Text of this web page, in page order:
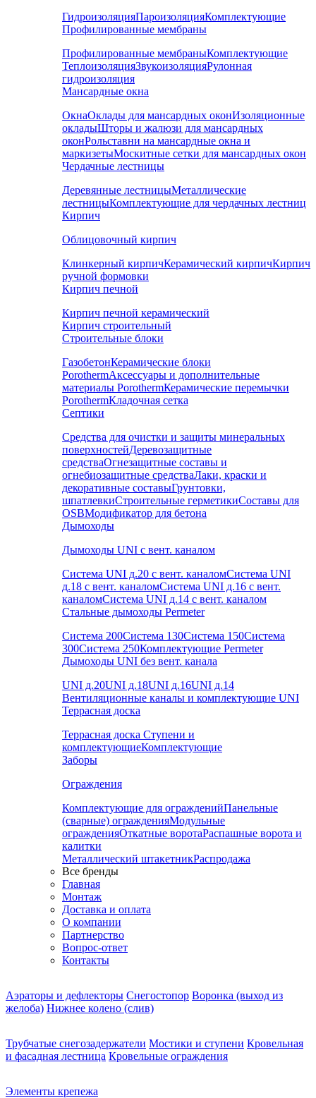
ГидроизоляцияПароизоляцияКомплектующие
Профилированные мембраны
Профилированные мембраныКомплектующие
ТеплоизоляцияЗвукоизоляцияРулонная
гидроизоляция
Мансардные окна
ОкнаОклады для мансардных оконИзоляционные
окладыШторы и жалюзи для мансардных
оконРольставни на мансардные окна и
маркизетыМоскитные сетки для мансардных окон
Чердачные лестницы
Деревянные лестницыМеталлические
лестницыКомплектующие для чердачных лестниц
Кирпич
Облицовочный кирпич
Клинкерный кирпичКерамический кирпичКирпич
ручной формовки
Кирпич печной
Кирпич печной керамический
Кирпич строительный
Строительные блоки
ГазобетонКерамические блоки
PorothermАксессуары и дополнительные
материалы PorothermКерамические перемычки
PorothermКладочная сетка
Септики
Средства для очистки и защиты минеральных
поверхностейДеревозащитные
средстваОгнезащитные составы и
огнебиозащитные средстваЛаки, краски и
декоративные составыГрунтовки,
шпатлевкиСтроительные герметикиСоставы для
OSBМодификатор для бетона
Дымоходы
Дымоходы UNI с вент. каналом
Система UNI д.20 с вент. каналомСистема UNI
д.18 с вент. каналомСистема UNI д.16 с вент.
каналомСистема UNI д.14 с вент. каналом
Стальные дымоходы Permeter
Система 200Система 130Система 150Система
300Система 250Комплектующие Permeter
Дымоходы UNI без вент. канала
UNI д.20UNI д.18UNI д.16UNI д.14
Вентиляционные каналы и комплектующие UNI
Террасная доска
Террасная доска Ступени и
комплектующиеКомплектующие
Заборы
Ограждения
Комплектующие для огражденийПанельные
(сварные) огражденияМодульные
огражденияОткатные воротаРаспашные ворота и
калитки
Металлический штакетникРаспродажа
Все бренды
Главная
Монтаж
Доставка и оплата
О компании
Партнерство
Вопрос-ответ
Контакты
Аэраторы и дефлекторы Снегостопор Воронка (выход из
желоба) Нижнее колено (слив)
Трубчатые снегозадержатели Мостики и ступени Кровельная
и фасадная лестница Кровельные ограждения
Элементы крепежа